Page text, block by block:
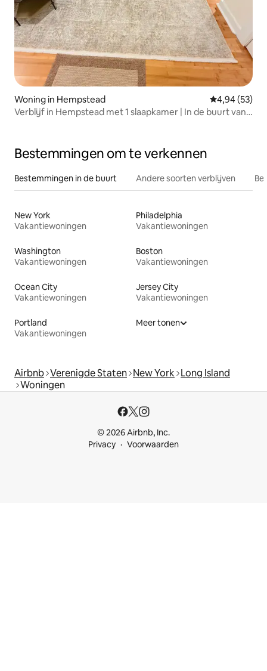
Woning in Hempstead Gemiddelde
4,94 (53)
Verblijf in Hempstead met 1 slaapkamer | In de buurt van
Bestemmingen om te verkennen
Bestemmingen in de buurt Andere soorten verblijven
New York
Vakantiewoningen
Philadelphia
Vakantiewoningen
Washington
Vakantiewoningen
Boston
Vakantiewoningen
Ocean City
Vakantiewoningen
Jersey City
Vakantiewoningen
Portland
Vakantiewoningen
Meer tonen
Airbnb Verenigde Staten New York Long Island
Woningen
© 2026 Airbnb, Inc.
Privacy
Voorwaarden